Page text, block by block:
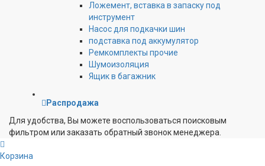
Ложемент, вставка в запаску под
инструмент
Насос для подкачки шин
подставка под аккумулятор
Ремкомплекты прочие
Шумоизоляция
Ящик в багажник
Распродажа
Для удобства, Вы можете воспользоваться поисковым
фильтром или заказать обратный звонок менеджера.
Корзина